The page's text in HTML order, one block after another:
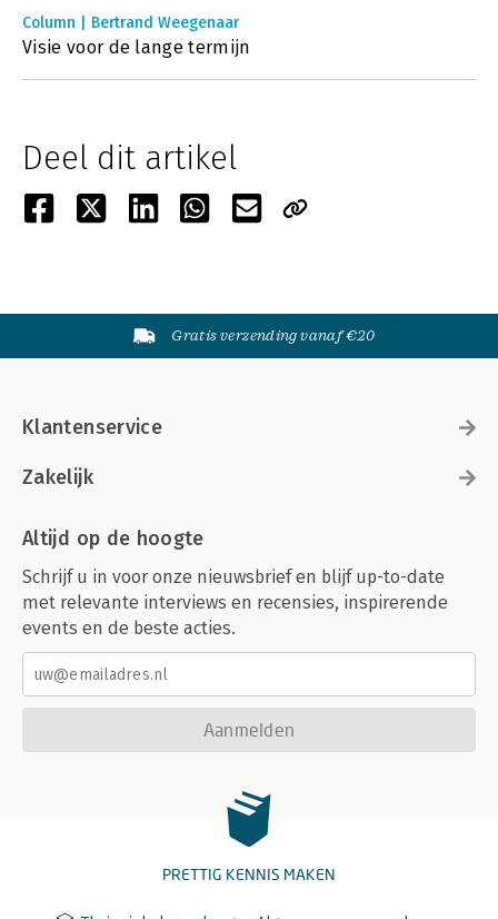
Column | Bertrand Weegenaar
Visie voor de lange termijn
Deel dit artikel
Gratis verzending vanaf €20
Klantenservice
Zakelijk
Altijd op de hoogte
Schrijf u in voor onze nieuwsbrief en blijf up-to-date
met relevante interviews en recensies, inspirerende
events en de beste acties.
Aanmelden
PRETTIG KENNIS MAKEN